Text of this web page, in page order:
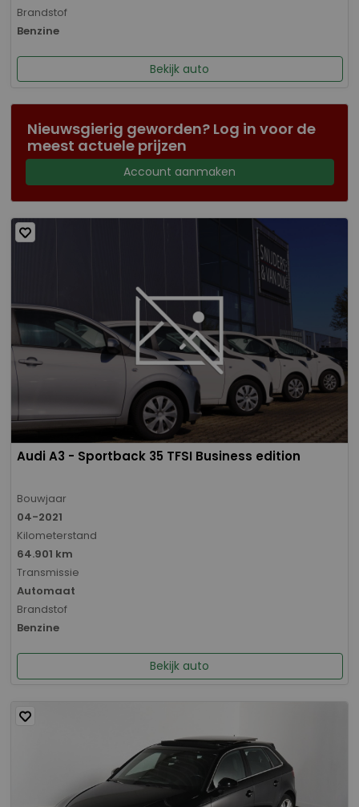
Brandstof
Benzine
Bekijk auto
Nieuwsgierig geworden? Log in voor de
meest actuele prijzen
Account aanmaken
Audi A3 - Sportback 35 TFSI Business edition
Bouwjaar
04-2021
Kilometerstand
64.901 km
Transmissie
Automaat
Brandstof
Benzine
Bekijk auto